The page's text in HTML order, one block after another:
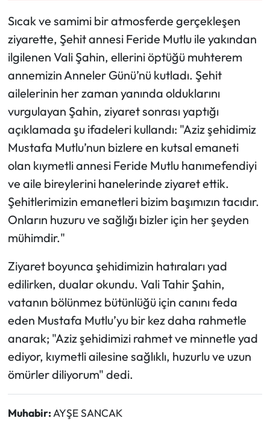
Sıcak ve samimi bir atmosferde gerçekleşen
ziyarette, Şehit annesi Feride Mutlu ile yakından
ilgilenen Vali Şahin, ellerini öptüğü muhterem
annemizin Anneler Günü’nü kutladı. Şehit
ailelerinin her zaman yanında olduklarını
vurgulayan Şahin, ziyaret sonrası yaptığı
açıklamada şu ifadeleri kullandı: "Aziz şehidimiz
Mustafa Mutlu’nun bizlere en kutsal emaneti
olan kıymetli annesi Feride Mutlu hanımefendiyi
ve aile bireylerini hanelerinde ziyaret ettik.
Şehitlerimizin emanetleri bizim başımızın tacıdır.
Onların huzuru ve sağlığı bizler için her şeyden
mühimdir."
Ziyaret boyunca şehidimizin hatıraları yad
edilirken, dualar okundu. Vali Tahir Şahin,
vatanın bölünmez bütünlüğü için canını feda
eden Mustafa Mutlu’yu bir kez daha rahmetle
anarak; "Aziz şehidimizi rahmet ve minnetle yad
ediyor, kıymetli ailesine sağlıklı, huzurlu ve uzun
ömürler diliyorum" dedi.
Muhabir:AYŞE SANCAK
Turizm
Teknoloji